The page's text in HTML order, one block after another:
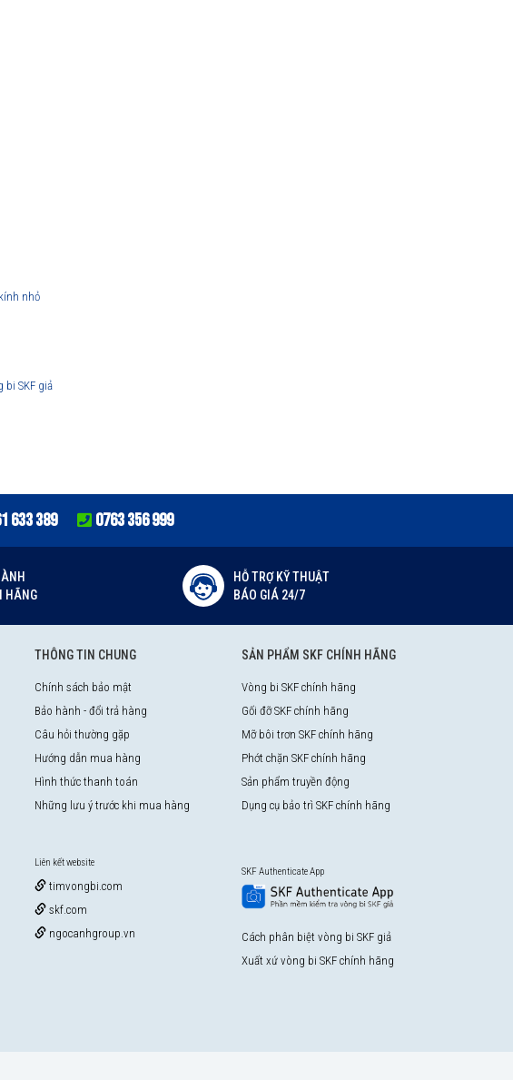
nhỏ
bi SKF giả
633 389 0763 356 999
HÃNG
HỖ TRỢ KỸ THUẬT
BÁO GIÁ 24/7
THÔNG TIN CHUNG
Chính sách bảo mật
Bảo hành - đổi trả hàng
Câu hỏi thường gặp
Hướng dẫn mua hàng
Hình thức thanh toán
Những lưu ý trước khi mua hàng
Liên kết website
timvongbi.com
skf.com
ngocanhgroup.vn
SẢN PHẨM SKF CHÍNH HÃNG
Vòng bi SKF chính hãng
Gối đỡ SKF chính hãng
Mỡ bôi trơn SKF chính hãng
Phớt chặn SKF chính hãng
Sản phẩm truyền động
Dụng cụ bảo trì SKF chính hãng
SKF Authenticate App
Cách phân biệt vòng bi SKF giả
Xuất xứ vòng bi SKF chính hãng